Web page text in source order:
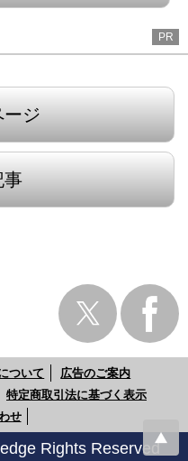
PR
ージ
事
ついて
広告のご案内
特定商取引法に基づく表示
せ
Rights Reserved